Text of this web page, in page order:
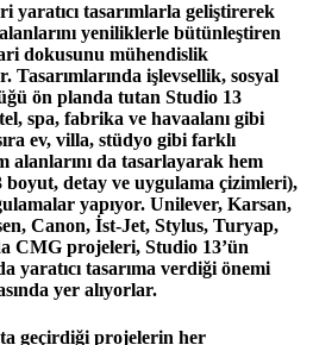
yaratıcı tasarımlarla geliştirerek
yeniliklerle bütünleştiren
dokusunu mühendislik
işlevsellik, sosyal
ön planda tutan Studio 13
spa, fabrika ve havaalanı gibi
ev, villa, stüdyo gibi farklı
alanlarını da tasarlayarak hem
detay ve uygulama çizimleri),
yapıyor. Unilever, Karsan,
Canon, İst-Jet, Stylus, Turyap,
CMG projeleri, Studio 13’ün
yaratıcı tasarıma verdiği önemi
yer alıyorlar.
geçirdiği projelerin her